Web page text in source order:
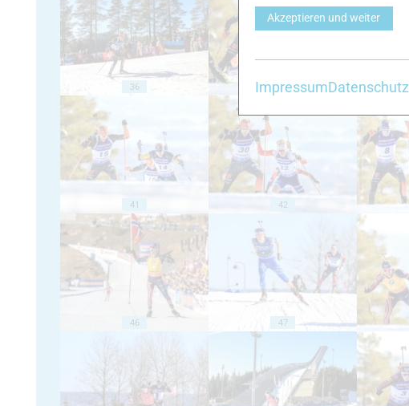
36 37
41 42
46 47
Akzeptieren und weiter
ImpressumDatenschutz